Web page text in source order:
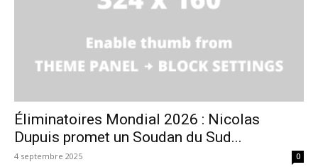
Éliminatoires Mondial 2026 : Nicolas
Dupuis promet un Soudan du Sud...
4 septembre 2025 0